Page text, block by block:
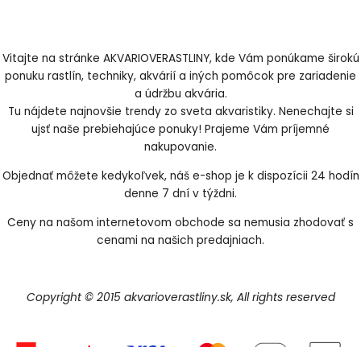
Vitajte na stránke AKVARIOVERASTLINY, kde Vám ponúkame širokú
ponuku rastlín, techniky, akvárií a iných pomôcok pre zariadenie
a údržbu akvária.
Tu nájdete najnovšie trendy zo sveta akvaristiky. Nenechajte si
ujsť naše prebiehajúce ponuky! Prajeme Vám príjemné
nakupovanie.
Objednať môžete kedykoľvek, náš e-shop je k dispozícii 24 hodín
denne 7 dní v týždni.
Ceny na našom internetovom obchode sa nemusia zhodovať s
cenami na našich predajniach.
Copyright © 2015 akvarioverastliny.sk, All rights reserved